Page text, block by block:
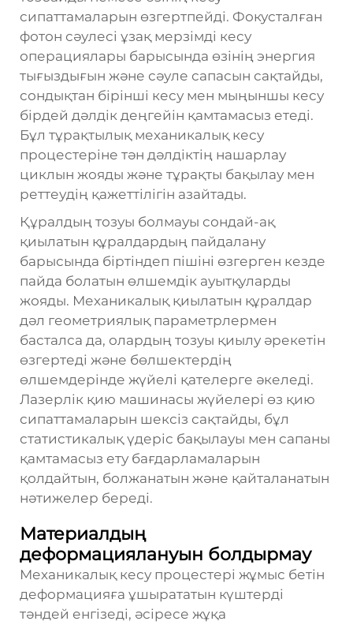
сипаттамаларын өзгертпейді. Фокусталған
фотон сәулесі ұзақ мерзімді кесу
операциялары барысында өзінің энергия
тығыздығын және сәуле сапасын сақтайды,
сондықтан бірінші кесу мен мыңыншы кесу
бірдей дәлдік деңгейін қамтамасыз етеді.
Бұл тұрақтылық механикалық кесу
процестеріне тән дәлдіктің нашарлау
циклын жояды және тұрақты бақылау мен
реттеудің қажеттілігін азайтады.
Құралдың тозуы болмауы сондай-ақ
қиылатын құралдардың пайдалану
барысында біртіндеп пішіні өзгерген кезде
пайда болатын өлшемдік ауытқуларды
жояды. Механикалық қиылатын құралдар
дәл геометриялық параметрлермен
басталса да, олардың тозуы қиылу әрекетін
өзгертеді және бөлшектердің
өлшемдерінде жүйелі қателерге әкеледі.
Лазерлік қию машинасы жүйелері өз қию
сипаттамаларын шексіз сақтайды, бұл
статистикалық үдеріс бақылауы мен сапаны
қамтамасыз ету бағдарламаларын
қолдайтын, болжанатын және қайталанатын
нәтижелер береді.
Материалдың
деформациялануын болдырмау
Механикалық кесу процестері жұмыс бетін
деформацияға ұшырататын күштерді
тәндей енгізеді, әсіресе жұқа